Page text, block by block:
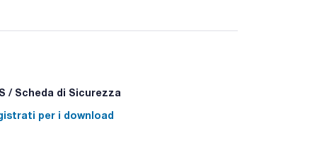
particolarmente trasparente, soprattutto a
/ Scheda di Sicurezza
per i download